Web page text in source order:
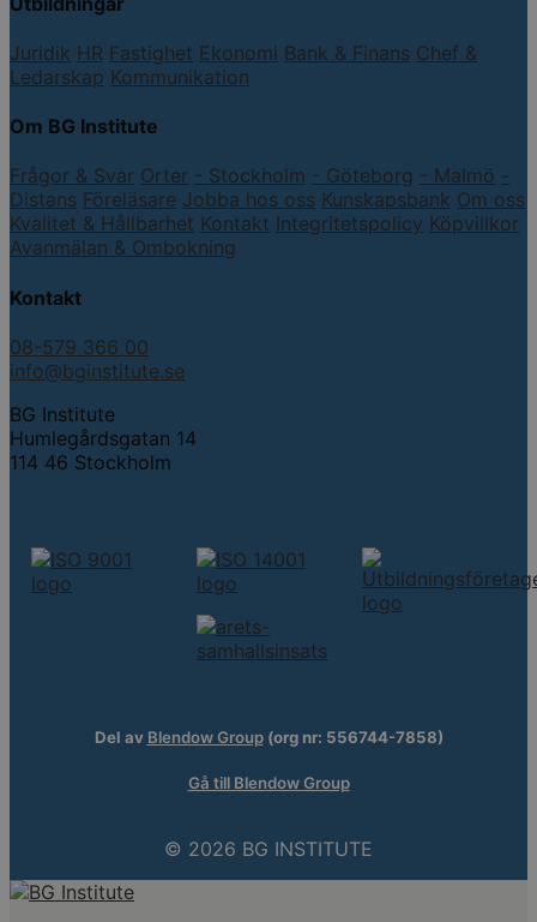
Juridik HR Fastighet Ekonomi Bank & Finans Chef &
Ledarskap Kommunikation
Om BG Institute
Frågor & Svar Orter - Stockholm - Göteborg - Malmö -
Distans Föreläsare Jobba hos oss Kunskapsbank Om oss
Kvalitet & Hållbarhet Kontakt Integritetspolicy Köpvillkor
Avanmälan & Ombokning
Kontakt
08-579 366 00
info@bginstitute.se
BG Institute
Humlegårdsgatan 14
114 46 Stockholm
Del av Blendow Group(org nr: 556744-7858)
Gå till Blendow Group
© 2026 BG INSTITUTE